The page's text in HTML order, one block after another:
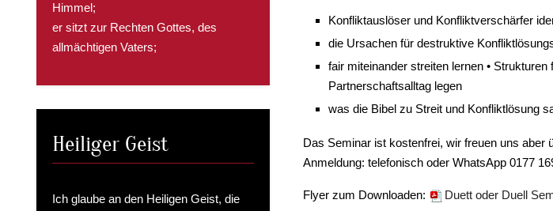
Himmel;
er sitzt zur Rechten Gottes, des
allmächtigen Vaters;
Heiliger Geist
Ich glaube an den Heiligen Geist, die
Konfliktauslöser und Konfliktverschärfer
die Ursachen für destruktive
fair miteinander streiten lernen •
Partnerschaftsalltag legen
was die Bibel zu Streit und Konfliktlösung
Das Seminar ist kostenfrei, wir freuen uns aber
Anmeldung: telefonisch oder WhatsApp 0177
Flyer zum Downloaden: Duett oder Duell